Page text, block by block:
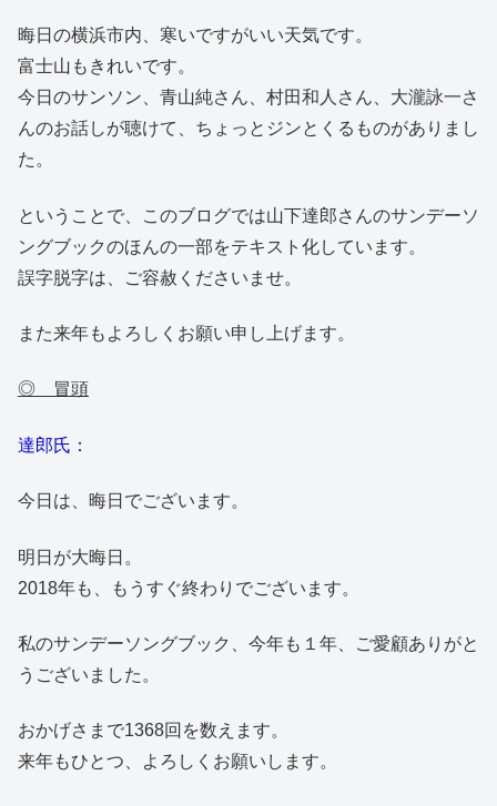
晦日の横浜市内、寒いですがいい天気です。
富士山もきれいです。
今日のサンソン、青山純さん、村田和人さん、大瀧詠一さ
んのお話しが聴けて、ちょっとジンとくるものがありまし
た。
ということで、このブログでは山下達郎さんのサンデーソ
ングブックのほんの一部をテキスト化しています。
誤字脱字は、ご容赦くださいませ。
また来年もよろしくお願い申し上げます。
◎ 冒頭
達郎氏：
今日は、晦日でございます。
明日が大晦日。
2018年も、もうすぐ終わりでございます。
私のサンデーソングブック、今年も１年、ご愛顧ありがと
うございました。
おかげさまで1368回を数えます。
来年もひとつ、よろしくお願いします。